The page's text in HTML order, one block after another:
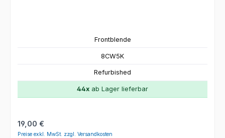
Frontblende
8CW5K
Refurbished
44x ab Lager lieferbar
Regulärer Preis:
19,00 €
Preise exkl. MwSt. zzgl. Versandkosten